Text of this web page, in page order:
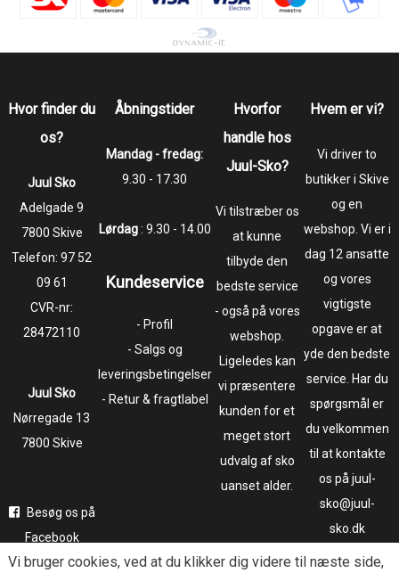
Hvor finder du
os?
Juul Sko
​​​​​​​Adelgade 9
7800 Skive
Telefon:97 52
09 61
CVR-nr:
28472110
Juul Sko
​​​​​​​Nørregade 13
7800 Skive
Besøg os på
Facebook
Åbningstider
Mandag - fredag:
9.30 - 17.30
Lørdag: 9.30 - 14.00
Kundeservice
- Profil
- Salgs og
leveringsbetingelser
- Retur & fragtlabel
Hvorfor
handle hos
Juul-Sko?
Vi tilstræber os
at kunne
tilbyde den
bedste service
- også på vores
webshop.
Ligeledes kan
vi præsentere
kunden for et
meget stort
udvalg af sko
uanset alder.
Hvem er vi?
Vi driver to
butikker i Skive
og en
webshop. Vi er i
dag 12 ansatte
og vores
vigtigste
opgave er at
yde den bedste
service. Har du
spørgsmål er
du velkommen
til at kontakte
os på juul-
sko@juul-
sko.dk
Vi bruger cookies, ved at du klikker dig videre til næste side,